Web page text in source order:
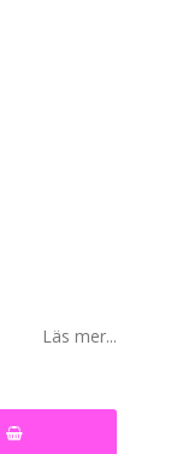
Läs mer...